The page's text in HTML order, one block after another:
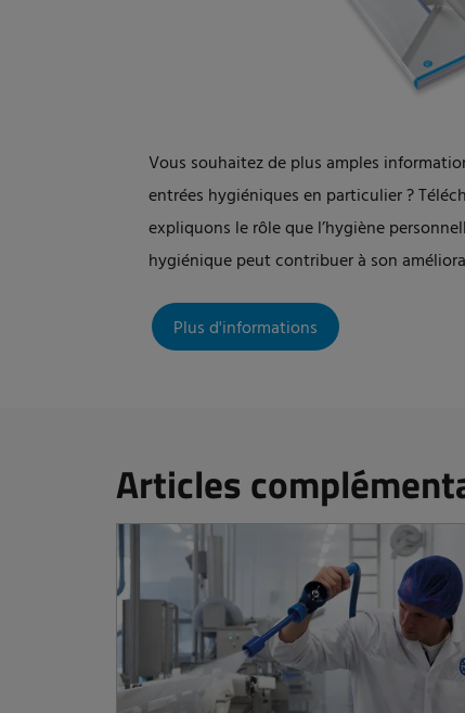
Vous souhaitez de plus amples
entrées hygiéniques en particulier ?
expliquons le rôle que l’hygiène
hygiénique peut contribuer à son
Plus d'informations
Articles